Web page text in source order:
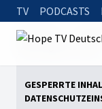
TV PODCASTS
Startseite
Warum gibt es Leid?
GESPERRTE